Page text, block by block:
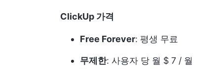
ClickUp 가격
Free Forever: 평생 무료
무제한: 사용자 당 월 $ 7 / 월